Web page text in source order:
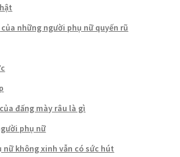
những người phụ nữ quyến rũ
đấng mày râu là gì
phụ nữ
nữ không xinh vẫn có sức hút